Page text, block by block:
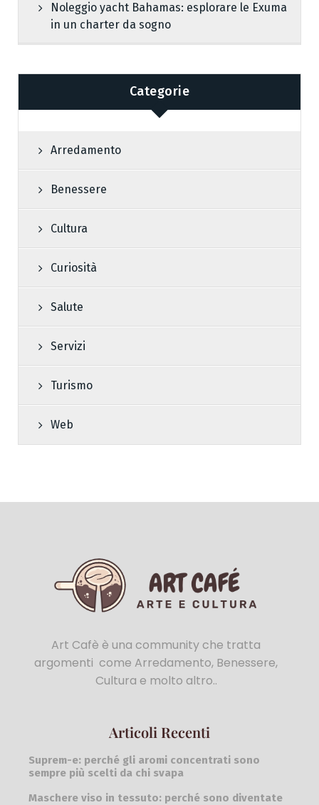
Noleggio yacht Bahamas: esplorare le Exuma
in un charter da sogno
Categorie
Arredamento
Benessere
Cultura
Curiosità
Salute
Servizi
Turismo
Web
Art Cafè è una community che tratta
argomenti come Arredamento, Benessere,
Cultura e molto altro..
Articoli Recenti
Suprem-e: perché gli aromi concentrati sono
sempre più scelti da chi svapa
Maschere viso in tessuto: perché sono diventate